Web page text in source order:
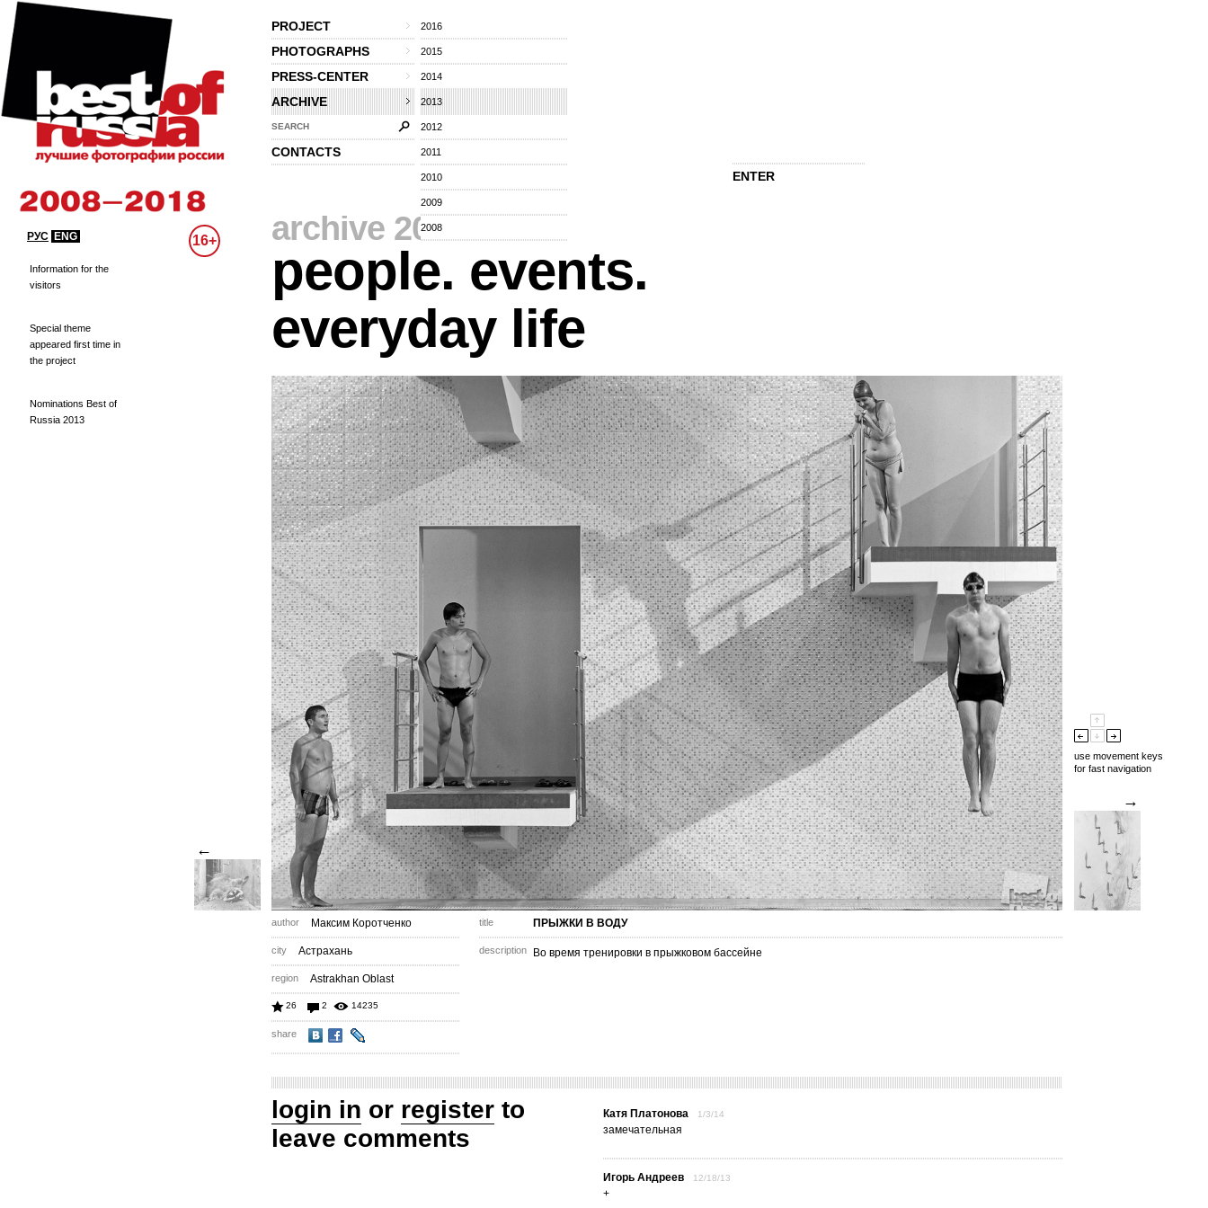
PROJECT
PHOTOGRAPHS
PRESS-CENTER
ARCHIVE
2016
2015
2014
2013
2012
2011
2010
2009
2008
SEARCH
CONTACTS
ENTER
РУС ENG 16+
Information for the
visitors
Special theme
appeared first time in
the project
Nominations Best of
Russia 2013
archive 2013⁄
people. events.
everyday life
←
→
use movement keys
for fast navigation
author Максим Коротченко
city Астрахань
region Astrakhan Oblast
26 2 14235
share
title ПРЫЖКИ В ВОДУ
description Во время тренировки в прыжковом бассейне
login in or register to
leave comments
Катя Платонова 1/3/14
замечательная
Игорь Андреев 12/18/13
+